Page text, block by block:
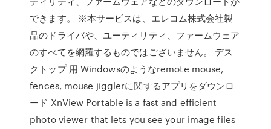
できます。 ※本サービスは、エレコム株式会社製
品のドライバや、ユーティリティ、ファームウェア
のすべてを網羅するものではございません。 デス
クトップ 用 Windowsのようなremote mouse,
fences, mouse jigglerに関するアプリをダウンロ
ード XnView Portable is a fast and efficient
photo viewer that lets you see your image files